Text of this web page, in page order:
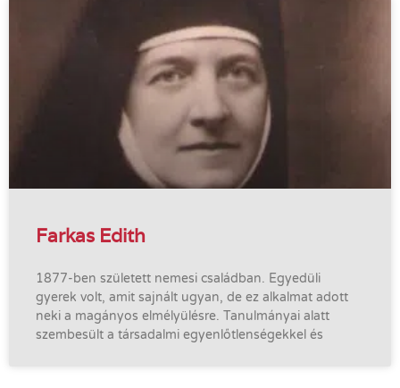
Farkas Edith
1877-ben született nemesi családban. Egyedüli
gyerek volt, amit sajnált ugyan, de ez alkalmat adott
neki a magányos elmélyülésre. Tanulmányai alatt
szembesült a társadalmi egyenlőtlenségekkel és